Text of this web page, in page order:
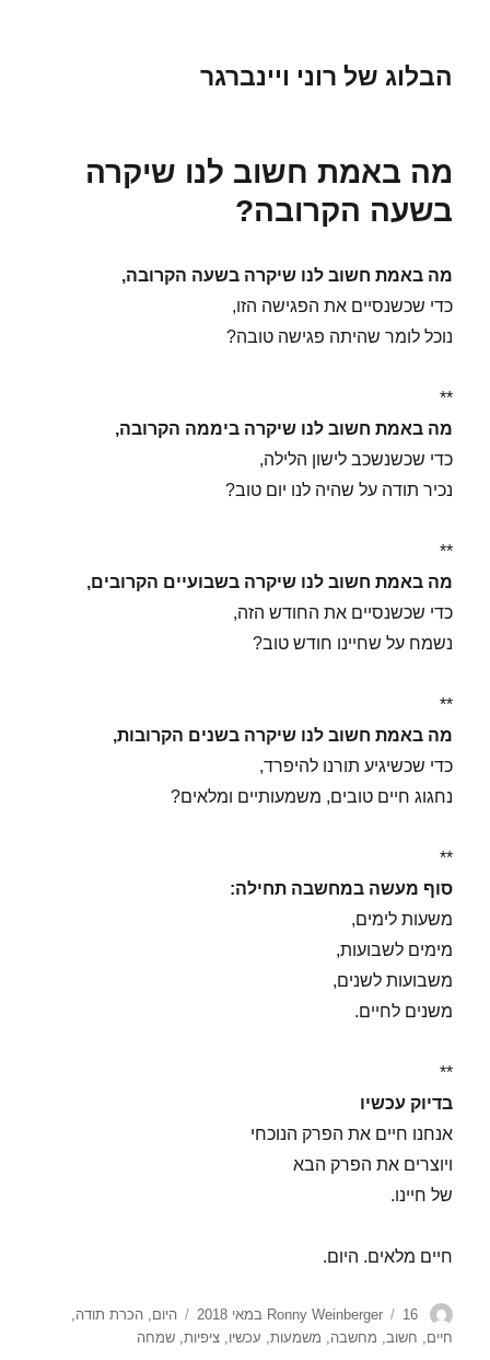
הבלוג של רוני ויינברגר
מה באמת חשוב לנו שיקרה
בשעה הקרובה?
מה באמת חשוב לנו שיקרה בשעה הקרובה,
כדי שכשנסיים את הפגישה הזו,
נוכל לומר שהיתה פגישה טובה?
**
מה באמת חשוב לנו שיקרה ביממה הקרובה,
כדי שכשנשכב לישון הלילה,
נכיר תודה על שהיה לנו יום טוב?
**
מה באמת חשוב לנו שיקרה בשבועיים הקרובים,
כדי שכשנסיים את החודש הזה,
נשמח על שחיינו חודש טוב?
**
מה באמת חשוב לנו שיקרה בשנים הקרובות,
כדי שכשיגיע תורנו להיפרד,
נחגוג חיים טובים, משמעותיים ומלאים?
**
סוף מעשה במחשבה תחילה:
משעות לימים,
מימים לשבועות,
משבועות לשנים,
משנים לחיים.
**
בדיוק עכשיו
אנחנו חיים את הפרק הנוכחי
ויוצרים את הפרק הבא
של חיינו.
חיים מלאים. היום.
מחבר Ronny Weinberger
פורסם
בתאריך
16 במאי 2018 תגיות
היום,הכרת תודה,
חיים, חשוב, מחשבה, משמעות, עכשיו,ציפיות,שמחה